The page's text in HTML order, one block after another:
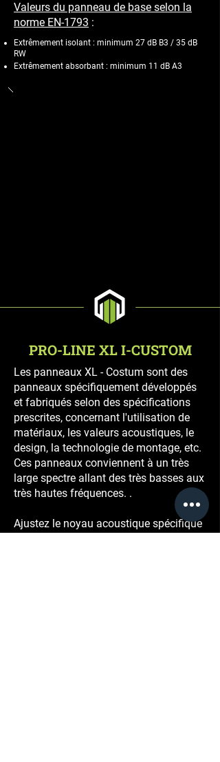
Valeurs du panneau de base selon la
norme EN-1793 :
Extrêmement isolant : minimum 27 dB B3 / 35 dB
RW
Extrêmement absorbant : minimum 11 dB A3
PRO-LINE XL I-CUSTOM
Les panneaux XL - Costum sont des
panneaux spécifiquement développés
et fabriqués selon des spécifications
prescrites, concernant l'utilisation de
matériaux, les valeurs acoustiques, le
design, la technologie de montage, etc.
Ces panneaux conviennent à un très
large spectre allant des très basses aux
très hautes fréquences. .
Ajustez le noyau acoustique spécifique